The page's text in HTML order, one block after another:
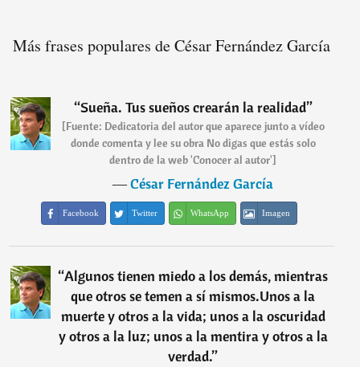
Más frases populares de César Fernández García
“Sueña. Tus sueños crearán la realidad”
[Fuente: Dedicatoria del autor que aparece junto a vídeo
donde comenta y lee su obra No digas que estás solo
dentro de la web 'Conocer al autor']
―César Fernández García
Facebook Twitter WhatsApp Imagen
“Algunos tienen miedo a los demás, mientras
que otros se temen a sí mismos.Unos a la
muerte y otros a la vida; unos a la oscuridad
y otros a la luz; unos a la mentira y otros a la
verdad.”